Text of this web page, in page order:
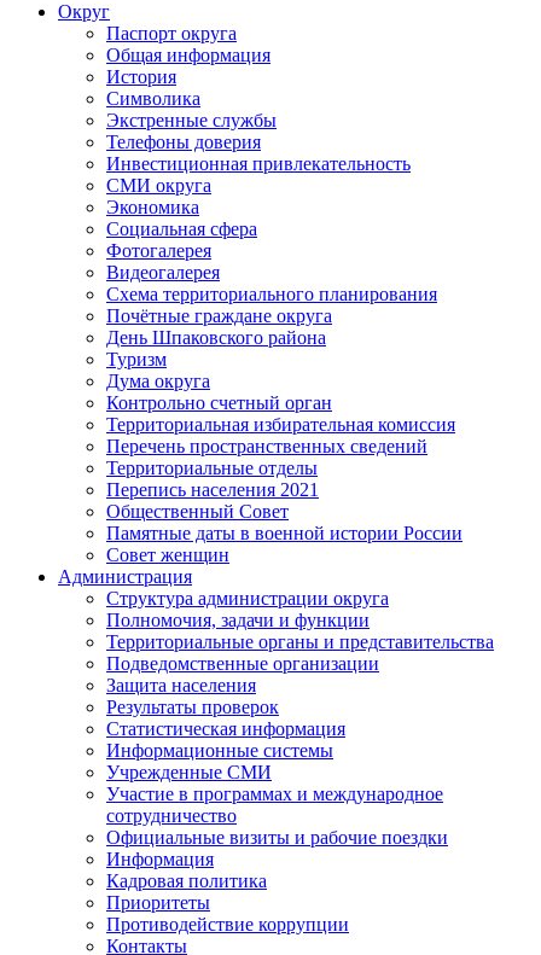
Округ
Паспорт округа
Общая информация
История
Символика
Экстренные службы
Телефоны доверия
Инвестиционная привлекательность
СМИ округа
Экономика
Социальная сфера
Фотогалерея
Видеогалерея
Схема территориального планирования
Почётные граждане округа
День Шпаковского района
Туризм
Дума округа
Контрольно счетный орган
Территориальная избирательная комиссия
Перечень пространственных сведений
Территориальные отделы
Перепись населения 2021
Общественный Совет
Памятные даты в военной истории России
Совет женщин
Администрация
Структура администрации округа
Полномочия, задачи и функции
Территориальные органы и представительства
Подведомственные организации
Защита населения
Результаты проверок
Статистическая информация
Информационные системы
Учрежденные СМИ
Участие в программах и международное
сотрудничество
Официальные визиты и рабочие поездки
Информация
Кадровая политика
Приоритеты
Противодействие коррупции
Контакты